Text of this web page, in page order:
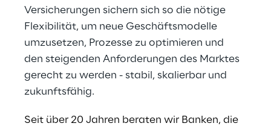
Versicherungen sichern sich so die nötige
Flexibilität, um neue Geschäftsmodelle
umzusetzen, Prozesse zu optimieren und
den steigenden Anforderungen des Marktes
gerecht zu werden - stabil, skalierbar und
zukunftsfähig.
Seit über 20 Jahren beraten wir Banken, die